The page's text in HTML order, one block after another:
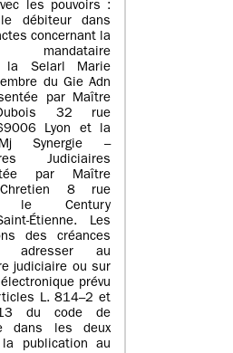
les pouvoirs :
débiteur dans
concernant la
mandataire
la Selarl Marie
du Gie Adn
par Maître
32 rue
Lyon et la
Synergie –
Judiciaires
par Maître
Chretien 8 rue
le Century
Étienne. Les
des créances
au
judiciaire ou sur
prévu
L. 814–2 et
du code de
dans les deux
publication au